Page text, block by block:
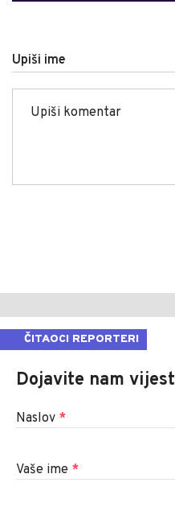
Upiši ime
ČITAOCI REPORTERI
Dojavite nam vijest
Naslov *
Vaše ime *